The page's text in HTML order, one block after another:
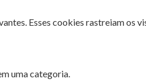
Esses cookies rastreiam os
uma categoria.